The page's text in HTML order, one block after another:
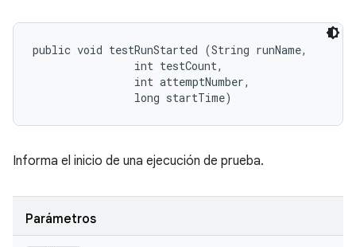
public void testRunStarted (String runName,
                int testCount,
                int attemptNumber,
                long startTime)
Informa el inicio de una ejecución de prueba.
Parámetros